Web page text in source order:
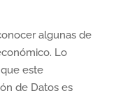
algunas de
Lo
este
de Datos es